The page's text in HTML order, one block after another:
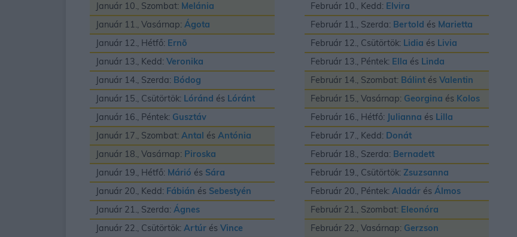
Január 10., Szombat: Melánia
Január 11., Vasárnap: Ágota
Január 12., Hétfő: Ernõ
Január 13., Kedd: Veronika
Január 14., Szerda: Bódog
Január 15., Csütörtök: Lóránd és Lóránt
Január 16., Péntek: Gusztáv
Január 17., Szombat: Antal és Antónia
Január 18., Vasárnap: Piroska
Január 19., Hétfő: Márió és Sára
Január 20., Kedd: Fábián és Sebestyén
Január 21., Szerda: Ágnes
Január 22., Csütörtök: Artúr és Vince
Február 10., Kedd: Elvira
Február 11., Szerda: Bertold és Marietta
Február 12., Csütörtök: Lidia és Livia
Február 13., Péntek: Ella és Linda
Február 14., Szombat: Bálintés Valentin
Február 15., Vasárnap: Georgina és Kolos
Február 16., Hétfő: Julianna és Lilla
Február 17., Kedd: Donát
Február 18., Szerda: Bernadett
Február 19., Csütörtök: Zsuzsanna
Február 20., Péntek: Aladárés Álmos
Február 21., Szombat: Eleonóra
Február 22., Vasárnap: Gerzson